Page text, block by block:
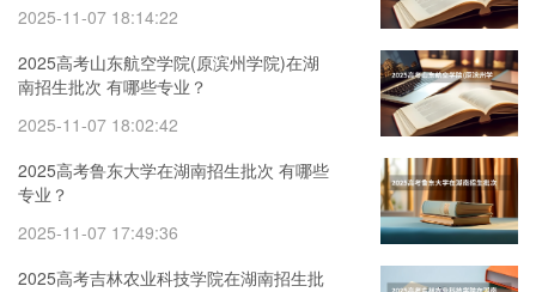
2025-11-07 18:14:22
2025高考山东航空学院(原滨州学院)在湖
南招生批次 有哪些专业？
2025-11-07 18:02:42
2025高考鲁东大学在湖南招生批次 有哪些
专业？
2025-11-07 17:49:36
2025高考吉林农业科技学院在湖南招生批